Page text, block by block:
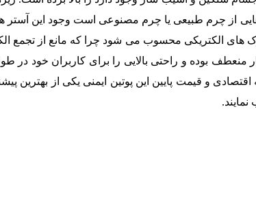
از چرم طبیعی یا چرم مصنوعی است وجود این آستر
های الکتریکی محسوب می شود چرا که مانع از تجمع
منعطف بوده و راحتی بالایی را برای کاربران خود
و قیمت پایین این پوتین ایمنی یکی از بهترین